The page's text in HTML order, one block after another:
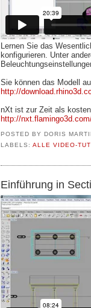
Lernen Sie das
konfigurieren. Unter
Sie können das Modell
http://
nXt ist zur Zeit als
http://
POSTED BY DORIS
LABELS: ALLE VIDEO-
Einführung in